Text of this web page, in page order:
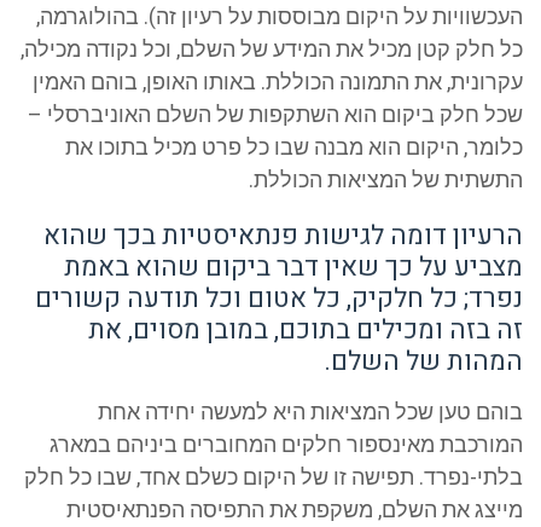
העכשוויות על היקום מבוססות על רעיון זה). בהולוגרמה,
כל חלק קטן מכיל את המידע של השלם, וכל נקודה מכילה,
עקרונית, את התמונה הכוללת. באותו האופן, בוהם האמין
שכל חלק ביקום הוא השתקפות של השלם האוניברסלי –
כלומר, היקום הוא מבנה שבו כל פרט מכיל בתוכו את
התשתית של המציאות הכוללת.
הרעיון דומה לגישות פנתאיסטיות בכך שהוא
מצביע על כך שאין דבר ביקום שהוא באמת
נפרד; כל חלקיק, כל אטום וכל תודעה קשורים
זה בזה ומכילים בתוכם, במובן מסוים, את
המהות של השלם.
בוהם טען שכל המציאות היא למעשה יחידה אחת
המורכבת מאינספור חלקים המחוברים ביניהם במארג
בלתי-נפרד. תפישה זו של היקום כשלם אחד, שבו כל חלק
מייצג את השלם, משקפת את התפיסה הפנתאיסטית